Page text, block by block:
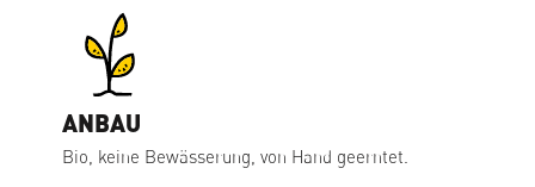
ANBAU
Bio, keine Bewässerung, von Hand geerntet.